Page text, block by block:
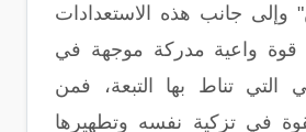
وإلى جانب هذه الاستعدادات
قوة واعية مدركة موجهة في
التي تناط بها التبعة، فمن
في تزكية نفسه وتطهيرها